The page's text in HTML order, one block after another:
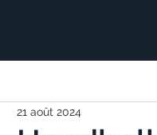
21 août 2024